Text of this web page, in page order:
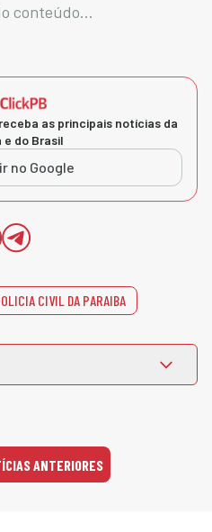
conteúdo...
as principais notícias da
e do Brasil
no Google
CIVIL DA PARAIBA
ANTERIORES